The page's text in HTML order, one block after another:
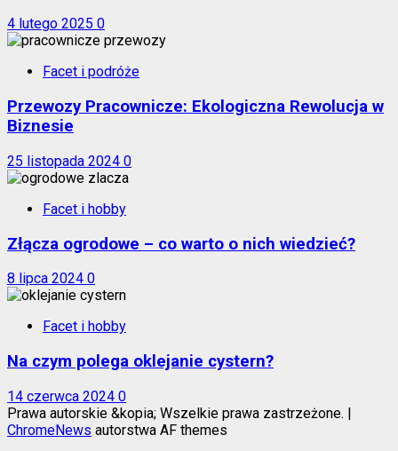
4 lutego 2025 0
Facet i podróże
Przewozy Pracownicze: Ekologiczna Rewolucja w
Biznesie
25 listopada 2024 0
Facet i hobby
Złącza ogrodowe – co warto o nich wiedzieć?
8 lipca 2024 0
Facet i hobby
Na czym polega oklejanie cystern?
14 czerwca 2024 0
Prawa autorskie &kopia; Wszelkie prawa zastrzeżone. |
ChromeNews autorstwa AF themes